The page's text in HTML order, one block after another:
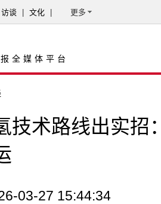
访谈 文化 更多
全媒体平台
技术路线出实招
03-27 15:44:34